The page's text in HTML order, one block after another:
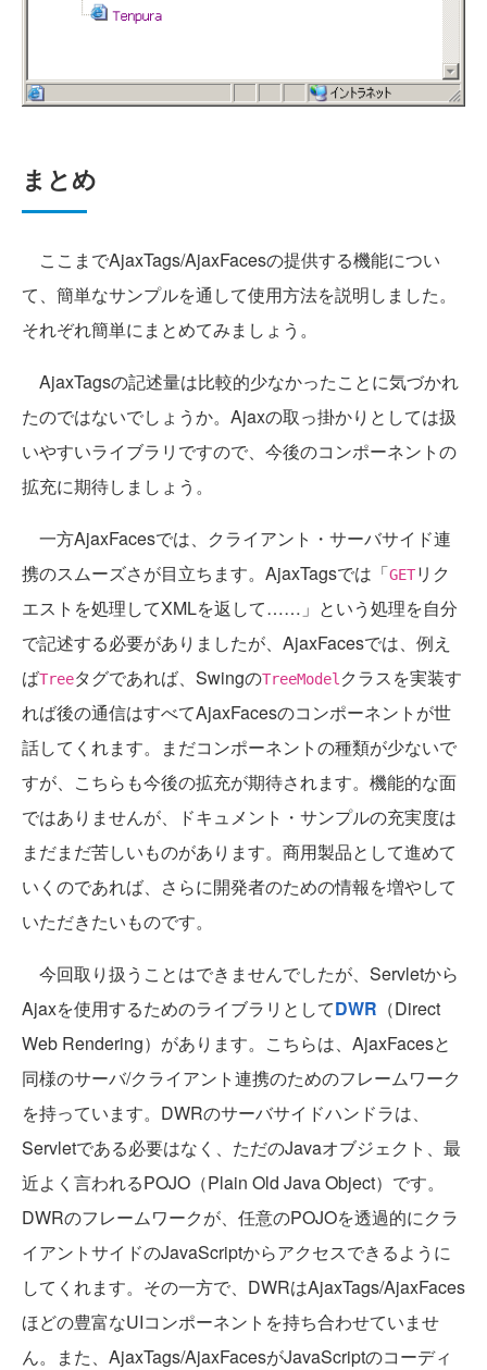
まとめ
ここまでAjaxTags/AjaxFacesの提供する機能につい
て、簡単なサンプルを通して使用方法を説明しました。
それぞれ簡単にまとめてみましょう。
AjaxTagsの記述量は比較的少なかったことに気づかれ
たのではないでしょうか。Ajaxの取っ掛かりとしては扱
いやすいライブラリですので、今後のコンポーネントの
拡充に期待しましょう。
一方AjaxFacesでは、クライアント・サーバサイド連
携のスムーズさが目立ちます。AjaxTagsでは「GETリク
エストを処理してXMLを返して……」という処理を自分
で記述する必要がありましたが、AjaxFacesでは、例え
ばTreeタグであれば、SwingのTreeModel クラスを実装す
れば後の通信はすべてAjaxFacesのコンポーネントが世
話してくれます。まだコンポーネントの種類が少ないで
すが、こちらも今後の拡充が期待されます。機能的な面
ではありませんが、ドキュメント・サンプルの充実度は
まだまだ苦しいものがあります。商用製品として進めて
いくのであれば、さらに開発者のための情報を増やして
いただきたいものです。
今回取り扱うことはできませんでしたが、Servletから
Ajaxを使用するためのライブラリとしてDWR （Direct
Web Rendering）があります。こちらは、AjaxFacesと
同様のサーバ/クライアント連携のためのフレームワーク
を持っています。DWRのサーバサイドハンドラは、
Servletである必要はなく、ただのJavaオブジェクト、最
近よく言われるPOJO（Plain Old Java Object）です。
DWRのフレームワークが、任意のPOJOを透過的にクラ
イアントサイドのJavaScriptからアクセスできるように
してくれます。その一方で、DWRはAjaxTags/AjaxFaces
ほどの豊富なUIコンポーネントを持ち合わせていませ
ん。また、AjaxTags/AjaxFacesがJavaScriptのコーディ